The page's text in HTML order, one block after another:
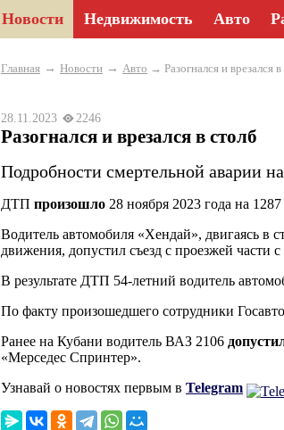
Новости Недвижимость Авто
Главная → Новости → Авто → Разогнался и врезался в
28.11.2023 2246
Разогнался и врезался в столб
Подробности смертельной аварии
ДТП произошло 28 ноября 2023 года на
Водитель автомобиля «Хендай», двигаясь в
движения, допустил съезд с проезжей
В результате ДТП 54-летний водитель
По факту произошедшего сотрудники
Ранее на Кубани водитель ВАЗ 2106 д
«Мерседес Спринтер».
Узнавай о новостях первым в Telegram